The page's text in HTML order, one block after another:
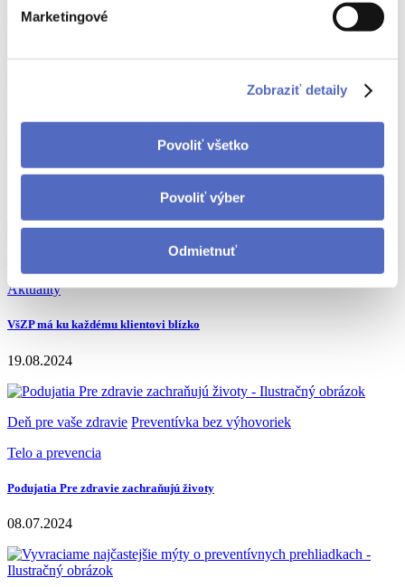
Marketingové
Zobraziť detaily
Povoliť všetko
Povoliť výber
Odmietnuť
Bezbolestné návštevy zubára: Štátna zdravotná poisťovňa uľahčuje
Aktuality
VšZP má ku každému klientovi blízko
19.08.2024
Deň pre vaše zdravie Preventívka bez výhovoriek
Telo a prevencia
Podujatia Pre zdravie zachraňujú životy
08.07.2024